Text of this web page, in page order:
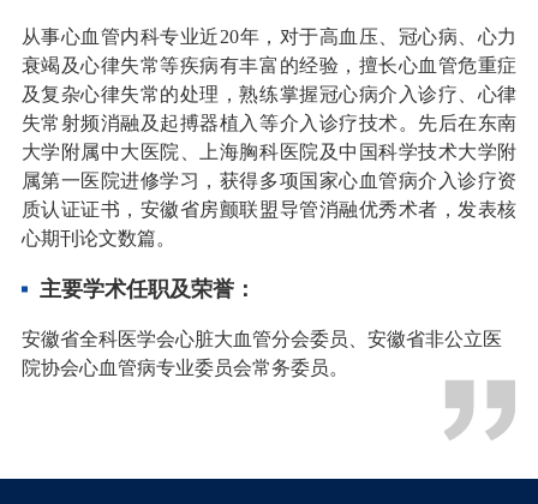
从事心血管内科专业近20年，对于高血压、冠心病、心力
衰竭及心律失常等疾病有丰富的经验，擅长心血管危重症
及复杂心律失常的处理，熟练掌握冠心病介入诊疗、心律
失常射频消融及起搏器植入等介入诊疗技术。先后在东南
大学附属中大医院、上海胸科医院及中国科学技术大学附
属第一医院进修学习，获得多项国家心血管病介入诊疗资
质认证证书，安徽省房颤联盟导管消融优秀术者，发表核
心期刊论文数篇。
主要学术任职及荣誉：
安徽省全科医学会心脏大血管分会委员、 安徽省非公立医
院协会心血管病专业委员会常务委员。